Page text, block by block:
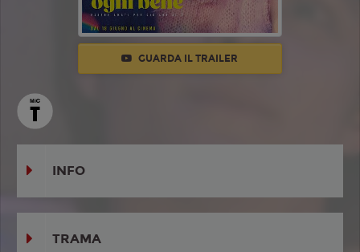
GUARDA IL TRAILER
INFO
TRAMA